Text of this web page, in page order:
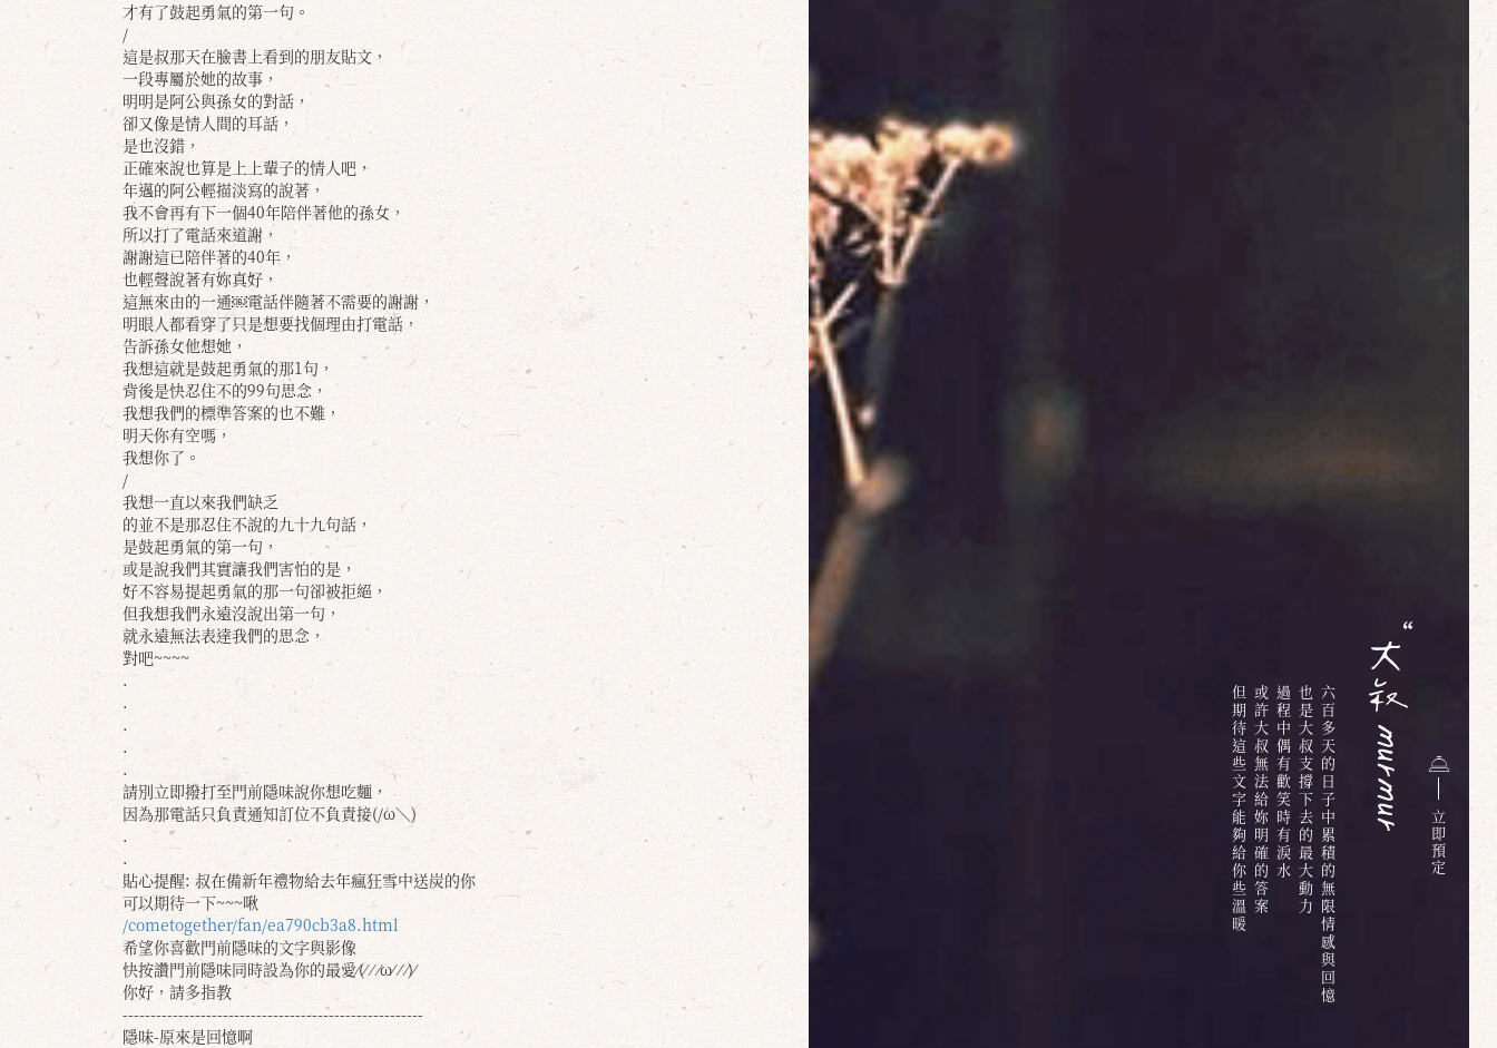
六百多天的日子中累積的無限情感與回憶
也是大叔支撐下去的最大動力
過程中偶有歡笑時有淚水
或許大叔無法給妳明確的答案
但期待這些文字能夠給你些溫暖
才有了鼓起勇氣的第一句。
/
這是叔那天在臉書上看到的朋友貼文，
一段專屬於她的故事，
明明是阿公與孫女的對話，
卻又像是情人間的耳話，
是也沒錯，
正確來說也算是上上輩子的情人吧，
年邁的阿公輕描淡寫的說著，
我不會再有下一個40年陪伴著他的孫女，
所以打了電話來道謝，
謝謝這已陪伴著的40年，
也輕聲說著有妳真好，
這無來由的一通￼電話伴隨著不需要的謝謝，
明眼人都看穿了只是想要找個理由打電話，
告訴孫女他想她，
我想這就是鼓起勇氣的那1句，
背後是快忍住不的99句思念，
我想我們的標準答案的也不難，
明天你有空嗎，
我想你了。
/
我想一直以來我們缺乏
的並不是那忍住不說的九十九句話，
是鼓起勇氣的第一句，
或是說我們其實讓我們害怕的是，
好不容易提起勇氣的那一句卻被拒絕，
但我想我們永遠沒說出第一句，
就永遠無法表達我們的思念，
對吧~~~~
.
.
.
.
.
請別立即撥打至門前隱味說你想吃麵，
因為那電話只負責通知訂位不負責接(/ω＼)
.
.
貼心提醒: 叔在備新年禮物給去年瘋狂雪中送炭的你
可以期待一下~~~啾
/cometogether/fan/ea790cb3a8.html
希望你喜歡門前隱味的文字與影像
快按讚門前隱味同時設為你的最愛⁄(⁄ ⁄ ⁄ω⁄ ⁄ ⁄)⁄
你好，請多指教
------------------------------------------------------
隱味-原來是回憶啊
立
即
預
定
確定